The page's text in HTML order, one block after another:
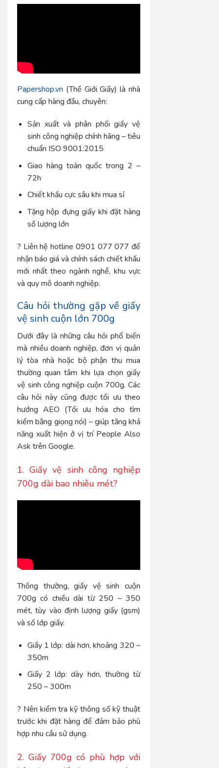
Papershop.vn (Thế Giới Giấy) là nhà
cung cấp hàng đầu, chuyên:
Sản xuất và phân phối giấy vệ
sinh công nghiệp chính hãng – tiêu
chuẩn ISO 9001:2015
Giao hàng toàn quốc trong 2 –
72h
Chiết khấu cực sâu khi mua sỉ
Tặng hộp đựng giấy khi đặt hàng
số lượng lớn
? Liên hệ hotline 0901 077 077 để
nhận báo giá và chính sách chiết khấu
mới nhất theo ngành nghề, khu vực
và quy mô doanh nghiệp.
Câu hỏi thường gặp về giấy
vệ sinh cuộn lớn 700g
Dưới đây là những câu hỏi phổ biến
mà nhiều doanh nghiệp, đơn vị quản
lý tòa nhà hoặc bộ phận thu mua
thường quan tâm khi lựa chọn giấy
vệ sinh công nghiệp cuộn 700g. Các
câu hỏi này cũng được tối ưu theo
hướng AEO (Tối ưu hóa cho tìm
kiếm bằng giọng nói) – giúp tăng khả
năng xuất hiện ở vị trí People Also
Ask trên Google.
1. Giấy vệ sinh công nghiệp
700g dài bao nhiêu mét?
Thông thường, giấy vệ sinh cuộn
700g có chiều dài từ 250 – 350
mét, tùy vào định lượng giấy (gsm)
và số lớp giấy.
Giấy 1 lớp: dài hơn, khoảng 320 –
350m
Giấy 2 lớp: dày hơn, thường từ
250 – 300m
? Nên kiểm tra kỹ thông số kỹ thuật
trước khi đặt hàng để đảm bảo phù
hợp nhu cầu sử dụng.
2. Giấy 700g có phù hợp với